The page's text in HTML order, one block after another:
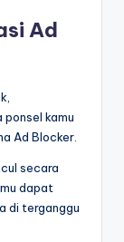
Ad
ponsel kamu
Ad Blocker.
secara
dapat
di terganggu